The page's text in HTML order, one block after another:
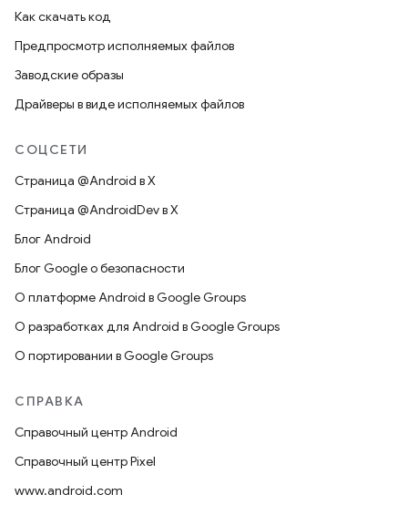
Как скачать код
Предпросмотр исполняемых файлов
Заводские образы
Драйверы в виде исполняемых файлов
СОЦСЕТИ
Страница @Android в X
Страница @AndroidDev в X
Блог Android
Блог Google о безопасности
О платформе Android в Google Groups
О разработках для Android в Google Groups
О портировании в Google Groups
СПРАВКА
Справочный центр Android
Справочный центр Pixel
www.android.com